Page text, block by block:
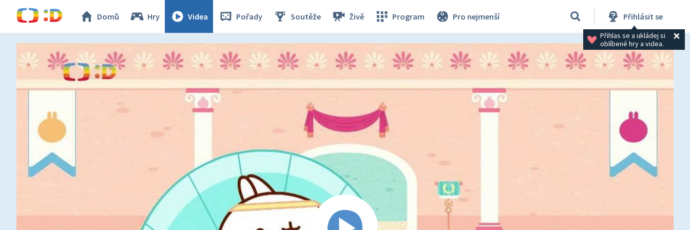
Domů Hry Videa Pořady Soutěže Živě Program Pro nejmenší Přihlásit se
Přihlas se a ukládej si
oblíbené hry a videa.